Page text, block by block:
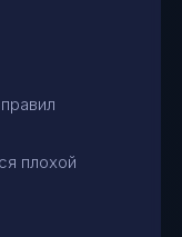
плохой